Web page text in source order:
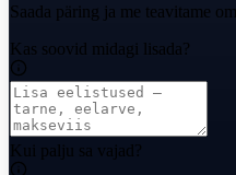
Saada päring ja me teavitame
Kas soovid midagi lisada?
Kui palju sa vajad?